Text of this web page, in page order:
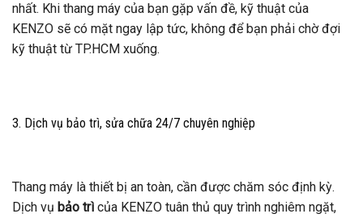
nhất. Khi thang máy của bạn gặp vấn đề, kỹ thuật của
KENZO sẽ có mặt ngay lập tức, không để bạn phải chờ đợi
kỹ thuật từ TP.HCM xuống.
3. Dịch vụ bảo trì, sửa chữa 24/7 chuyên nghiệp
Thang máy là thiết bị an toàn, cần được chăm sóc định kỳ.
Dịch vụ bảo trì của KENZO tuân thủ quy trình nghiêm ngặt,